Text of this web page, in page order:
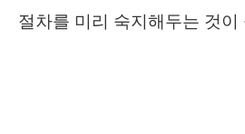
절차를 미리 숙지해두는 것이